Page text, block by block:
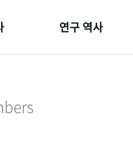
연구 역사